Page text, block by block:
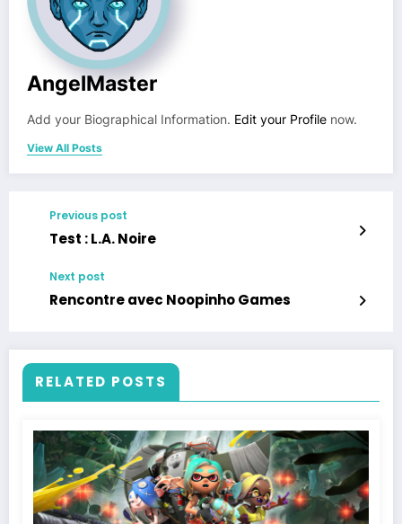
AngelMaster
Add your Biographical Information. Edit your Profile now.
View All Posts
Previous post
Test : L.A. Noire
Next post
Rencontre avec Noopinho Games
RELATED POSTS